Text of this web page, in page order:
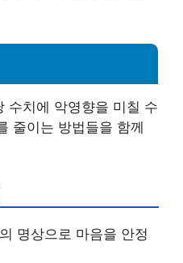
수치에 악영향을 미칠 수
줄이는 방법들을 함께
명상으로 마음을 안정